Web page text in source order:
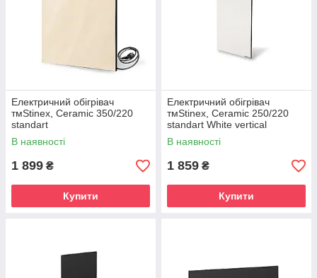
Електричний обігрівач
тмStinex, Ceramic 350/220
standart
В наявності
1 899 ₴
Купити
Електричний обігрівач
тмStinex, Ceramic 250/220
standart White vertical
В наявності
1 859 ₴
Купити